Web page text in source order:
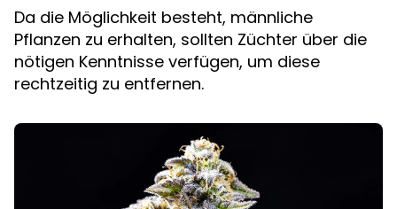
Da die Möglichkeit besteht, männliche
Pflanzen zu erhalten, sollten Züchter über die
nötigen Kenntnisse verfügen, um diese
rechtzeitig zu entfernen.